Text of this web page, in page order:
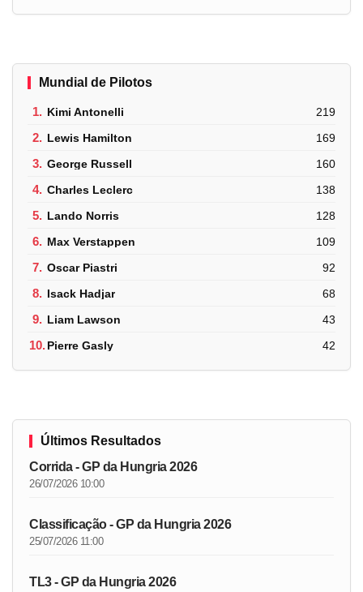
Mundial de Pilotos
1. Kimi Antonelli 219
2. Lewis Hamilton 169
3. George Russell 160
4. Charles Leclerc 138
5. Lando Norris 128
6. Max Verstappen 109
7. Oscar Piastri 92
8. Isack Hadjar 68
9. Liam Lawson 43
10.Pierre Gasly 42
Últimos Resultados
Corrida - GP da Hungria 2026
26/07/2026 10:00
Classificação - GP da Hungria 2026
25/07/2026 11:00
TL3 - GP da Hungria 2026